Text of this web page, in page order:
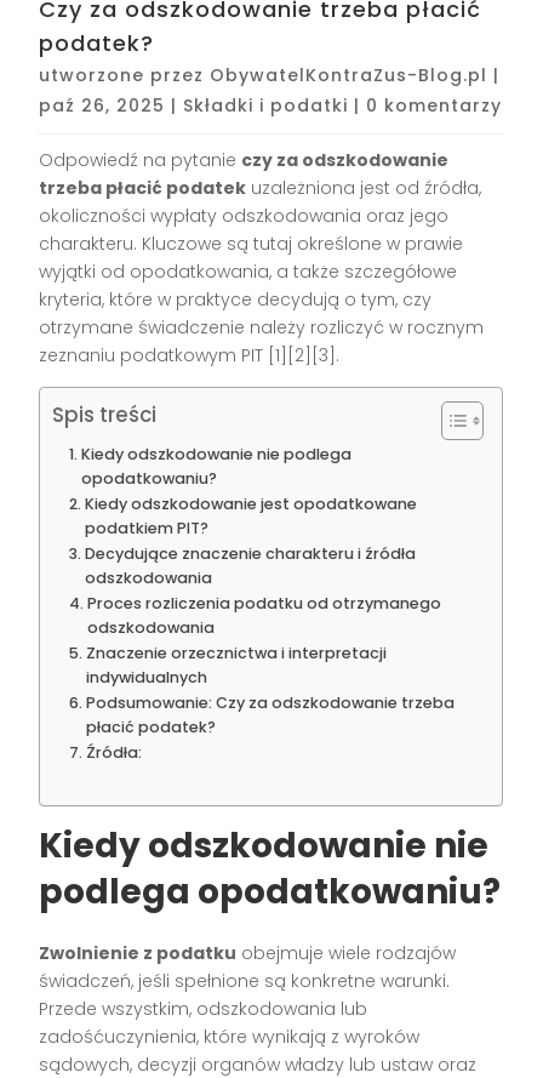
Czy za odszkodowanie trzeba płacić
podatek?
utworzone przez ObywatelKontraZus-Blog.pl |
paź 26, 2025 | Składki i podatki | 0 komentarzy
Odpowiedź na pytanie czy za odszkodowanie
trzeba płacić podatek uzależniona jest od źródła,
okoliczności wypłaty odszkodowania oraz jego
charakteru. Kluczowe są tutaj określone w prawie
wyjątki od opodatkowania, a także szczegółowe
kryteria, które w praktyce decydują o tym, czy
otrzymane świadczenie należy rozliczyć w rocznym
zeznaniu podatkowym PIT [1][2][3].
Spis treści
Kiedy odszkodowanie nie podlega
opodatkowaniu?
Kiedy odszkodowanie jest opodatkowane
podatkiem PIT?
Decydujące znaczenie charakteru i źródła
odszkodowania
Proces rozliczenia podatku od otrzymanego
odszkodowania
Znaczenie orzecznictwa i interpretacji
indywidualnych
Podsumowanie: Czy za odszkodowanie trzeba
płacić podatek?
Źródła:
Kiedy odszkodowanie nie
podlega opodatkowaniu?
Zwolnienie z podatku obejmuje wiele rodzajów
świadczeń, jeśli spełnione są konkretne warunki.
Przede wszystkim, odszkodowania lub
zadośćuczynienia, które wynikają z wyroków
sądowych, decyzji organów władzy lub ustaw oraz